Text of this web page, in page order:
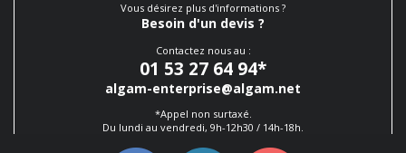
Vous désirez plus d'informations ?
Besoin d'un devis ?
Contactez nous au :
01 53 27 64 94*
algam-enterprise@algam.net
*Appel non surtaxé.
Du lundi au vendredi, 9h-12h30 / 14h-18h.